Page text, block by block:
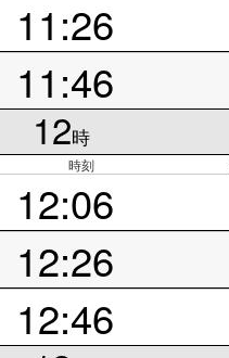
11:26
11:46
12時
時刻
12:06
12:26
12:46